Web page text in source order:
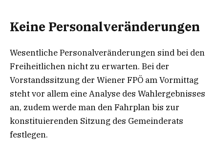
Keine Personalveränderungen
Wesentliche Personalveränderungen sind bei den
Freiheitlichen nicht zu erwarten. Bei der
Vorstandssitzung der Wiener FPÖ am Vormittag
steht vor allem eine Analyse des Wahlergebnisses
an, zudem werde man den Fahrplan bis zur
konstituierenden Sitzung des Gemeinderats
festlegen.